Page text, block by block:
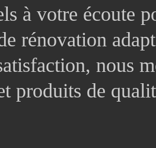
à votre écoute
rénovation
nous
produits de